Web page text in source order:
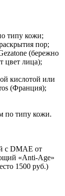
типу кожи;
пор;
(бережно
цвет лица);
кислотой или
(Франция);
по типу кожи.
c DMAE от
«Anti-Age»
1500 руб.)